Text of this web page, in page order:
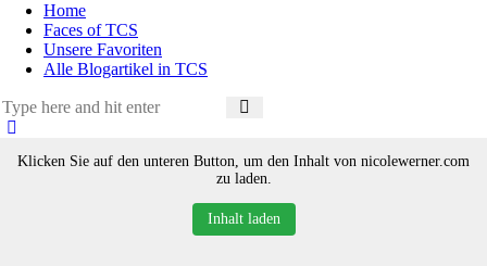
Home
Faces of TCS
Unsere Favoriten
Alle Blogartikel in TCS
Klicken Sie auf den unteren Button, um den Inhalt von nicolewerner.com
zu laden.
Inhalt laden